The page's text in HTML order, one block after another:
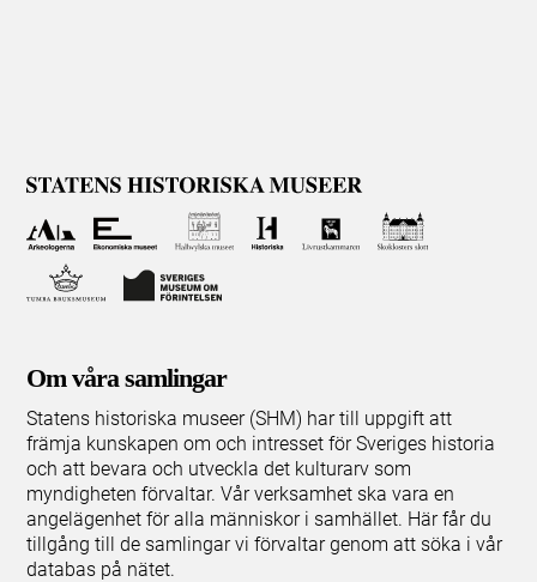
Om våra samlingar
Statens historiska museer (SHM) har till uppgift att
främja kunskapen om och intresset för Sveriges historia
och att bevara och utveckla det kulturarv som
myndigheten förvaltar. Vår verksamhet ska vara en
angelägenhet för alla människor i samhället. Här får du
tillgång till de samlingar vi förvaltar genom att söka i vår
databas på nätet.